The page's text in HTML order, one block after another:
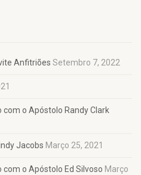
Anfitriões Setembro 7, 2022
com o Apóstolo Randy Clark
Jacobs Março 25, 2021
com o Apóstolo Ed Silvoso Março